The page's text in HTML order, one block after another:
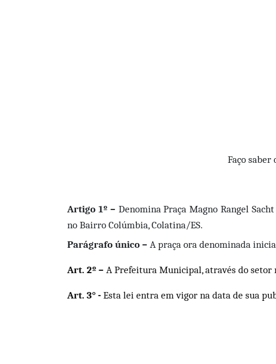
Faço saber
Artigo 1º – DenominaPraça Magno Rangel Sacht
no Bairro Colúmbia, Colatina/ES.
Parágrafo único – A praça ora denominada
Art. 2º – A Prefeitura Municipal, através do setor
Art. 3° - Esta lei entra em vigor na data de sua